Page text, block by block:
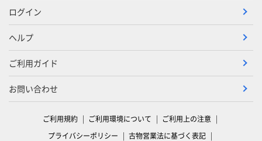
ログイン
ヘルプ
ご利用ガイド
お問い合わせ
ご利用規約 ご利用環境について
ご利用上の注意
プライバシーポリシー
古物営業法に基づく表記